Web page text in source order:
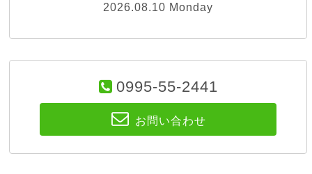
2026.08.10 Monday
0995-55-2441
お問い合わせ